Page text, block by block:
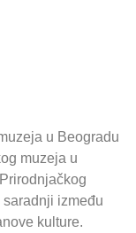
u Beogradu
muzeja u
između
kulture.